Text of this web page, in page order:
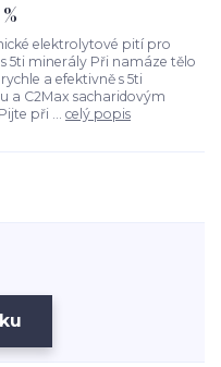
elektrolytové pití pro
5ti minerály Při namáze tělo
a efektivně s 5ti
C2Max sacharidovým
při ... celý popis